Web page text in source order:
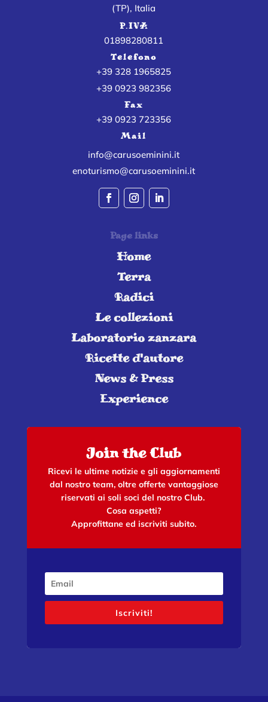
(TP), Italia
P.IVA
01898280811
Telefono
+39 328 1965825
+39 0923 982356
Fax
+39 0923 723356
Mail
info@carusoeminini.it
enoturismo@carusoeminini.it
Page links
Home
Terra
Radici
Le collezioni
Laboratorio zanzara
Ricette d'autore
News & Press
Experience
Join the Club
Ricevi le ultime notizie e gli aggiornamenti
dal nostro team, oltre offerte vantaggiose
riservati ai soli soci del nostro Club.
Cosa aspetti?
Approfittane ed iscriviti subito.
Iscriviti!